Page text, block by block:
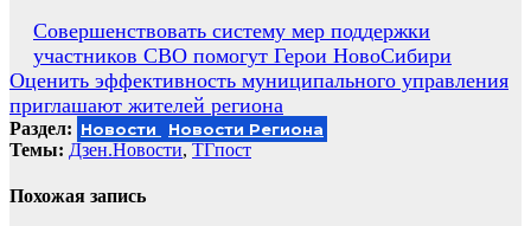
Навигация
по
записям
Совершенствовать систему мер поддержки
участников СВО помогут Герои НовоСибири
Оценить эффективность муниципального управления
приглашают жителей региона
Раздел: Новости Новости Региона
Темы: Дзен.Новости, ТГпост
Похожая запись